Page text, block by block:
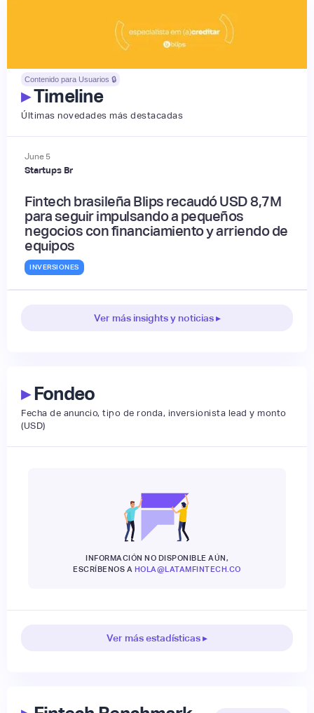
Contenido para Usuarios 🔒
▸Timeline
Últimas novedades más destacadas
June 5
Startups Br
Fintech brasileña Blips recaudó USD 8,7M
para seguir impulsando a pequeños
negocios con financiamiento y arriendo de
equipos
INVERSIONES
Ver más insights y noticias ▸
▸Fondeo
Fecha de anuncio, tipo de ronda, inversionista lead y monto
(USD)
INFORMACIÓN NO DISPONIBLE AÚN,
ESCRÍBENOS A HOLA@LATAMFINTECH.CO
Ver más estadísticas ▸